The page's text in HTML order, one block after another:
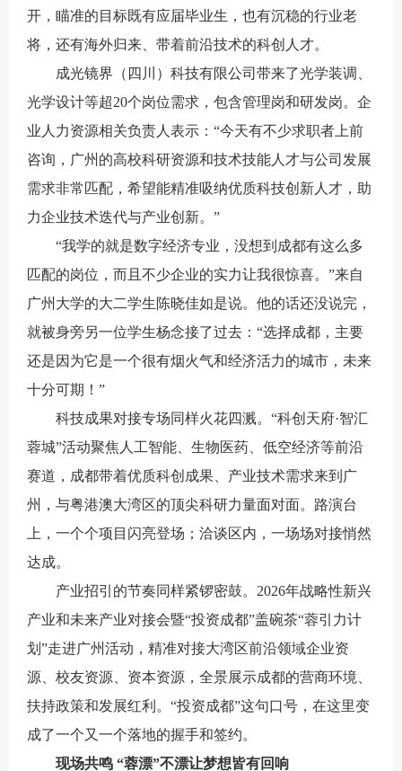
开，瞄准的目标既有应届毕业生，也有沉稳的行业老
将，还有海外归来、带着前沿技术的科创人才。
成光镜界（四川）科技有限公司带来了光学装调、
光学设计等超20个岗位需求，包含管理岗和研发岗。企
业人力资源相关负责人表示：“今天有不少求职者上前
咨询，广州的高校科研资源和技术技能人才与公司发展
需求非常匹配，希望能精准吸纳优质科技创新人才，助
力企业技术迭代与产业创新。”
“我学的就是数字经济专业，没想到成都有这么多
匹配的岗位，而且不少企业的实力让我很惊喜。”来自
广州大学的大二学生陈晓佳如是说。他的话还没说完，
就被身旁另一位学生杨念接了过去：“选择成都，主要
还是因为它是一个很有烟火气和经济活力的城市，未来
十分可期！”
科技成果对接专场同样火花四溅。“科创天府·智汇
蓉城”活动聚焦人工智能、生物医药、低空经济等前沿
赛道，成都带着优质科创成果、产业技术需求来到广
州，与粤港澳大湾区的顶尖科研力量面对面。路演台
上，一个个项目闪亮登场；洽谈区内，一场场对接悄然
达成。
产业招引的节奏同样紧锣密鼓。2026年战略性新兴
产业和未来产业对接会暨“投资成都”盖碗茶“蓉引力计
划”走进广州活动，精准对接大湾区前沿领域企业资
源、校友资源、资本资源，全景展示成都的营商环境、
扶持政策和发展红利。“投资成都”这句口号，在这里变
成了一个又一个落地的握手和签约。
现场共鸣 “蓉漂”不漂让梦想皆有回响